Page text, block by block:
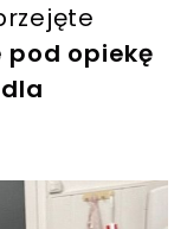
pod opiekę